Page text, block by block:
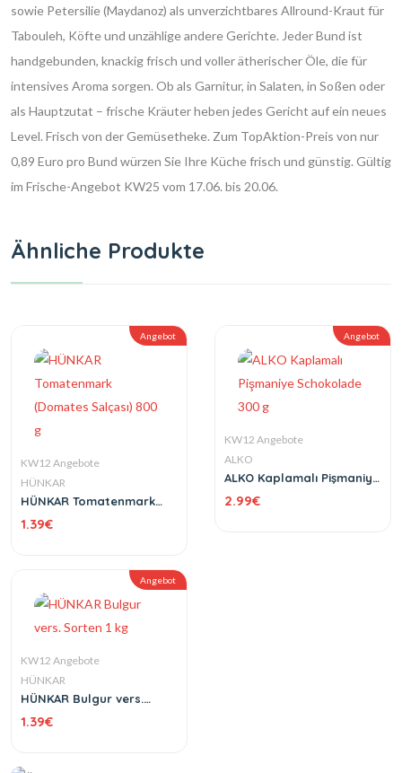
sowie Petersilie (Maydanoz) als unverzichtbares Allround-Kraut für
Tabouleh, Köfte und unzählige andere Gerichte. Jeder Bund ist
handgebunden, knackig frisch und voller ätherischer Öle, die für
intensives Aroma sorgen. Ob als Garnitur, in Salaten, in Soßen oder
als Hauptzutat – frische Kräuter heben jedes Gericht auf ein neues
Level. Frisch von der Gemüsetheke. Zum TopAktion-Preis von nur
0,89 Euro pro Bund würzen Sie Ihre Küche frisch und günstig. Gültig
im Frische-Angebot KW25 vom 17.06. bis 20.06.
Ähnliche Produkte
Angebot
KW12 Angebote
HÜNKAR
HÜNKAR Tomatenmark
1.39€
Angebot
KW12 Angebote
ALKO
ALKO Kaplamalı Pişmaniye
2.99€
Angebot
KW12 Angebote
HÜNKAR
HÜNKAR Bulgur vers.
1.39€